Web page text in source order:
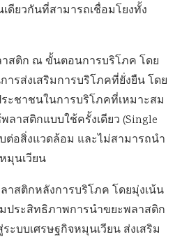
ดียวกันที่สามารถเชื่อมโยงทั้ง
าสติก ณ ขั้นตอนการบริโภค โดย
รส่งเสริมการบริโภคที่ยั่งยืน โดย
ะชาชนในการบริโภคที่เหมาะสม
ลาสติกแบบใช้ครั้งเดียว (Single
ต่อสิ่งแวดล้อม และไม่สามารถนำ
มุนเวียน
าสติกหลังการบริโภค โดยมุ่งเน้น
ประสิทธิภาพการนำขยะพลาสติก
ะบบเศรษฐกิจหมุนเวียน ส่งเสริม